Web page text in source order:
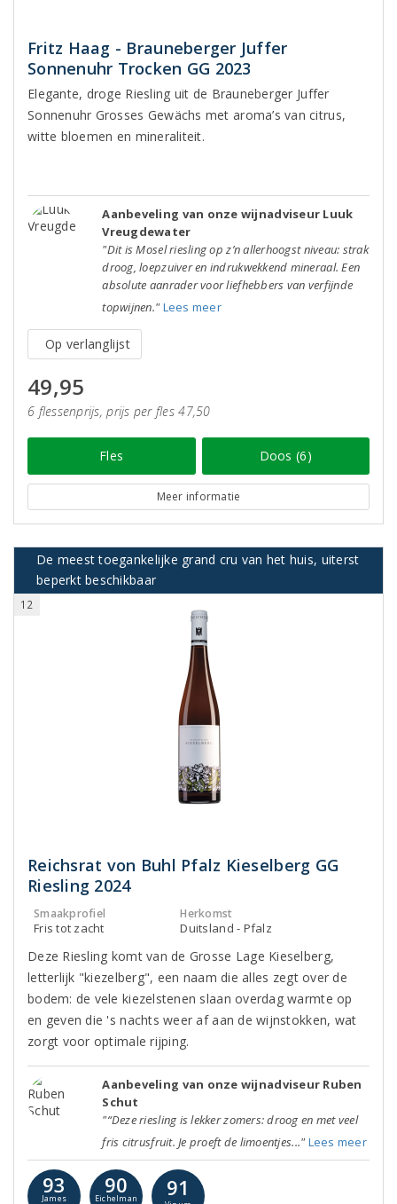
Fritz Haag - Brauneberger Juffer
Sonnenuhr Trocken GG 2023
Elegante, droge Riesling uit de Brauneberger Juffer
Sonnenuhr Grosses Gewächs met aroma’s van citrus,
witte bloemen en mineraliteit.
Aanbeveling van onze wijnadviseur Luuk
Vreugdewater
"Dit is Mosel riesling op z’n allerhoogst niveau: strak
droog, loepzuiver en indrukwekkend mineraal. Een
absolute aanrader voor liefhebbers van verfijnde
topwijnen." Lees meer
Op verlanglijst
49,95
6 flessenprijs, prijs per fles 47,50
Fles Doos (6)
Meer informatie
De meest toegankelijke grand cru van het huis, uiterst
beperkt beschikbaar
12
Reichsrat von Buhl Pfalz Kieselberg GG
Riesling 2024
Smaakprofiel
Fris tot zacht
Herkomst
Duitsland - Pfalz
Deze Riesling komt van de Grosse Lage Kieselberg,
letterlijk "kiezelberg", een naam die alles zegt over de
bodem: de vele kiezelstenen slaan overdag warmte op
en geven die 's nachts weer af aan de wijnstokken, wat
zorgt voor optimale rijping.
Aanbeveling van onze wijnadviseur Ruben
Schut
"“Deze riesling is lekker zomers: droog en met veel
fris citrusfruit. Je proeft de limoentjes..." Lees meer
93
James
90
Eichelman
91